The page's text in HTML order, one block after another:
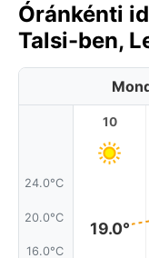
Óránkénti
Talsi-ben,
24.0°C
20.0°C
16.0°C
10
19.0°